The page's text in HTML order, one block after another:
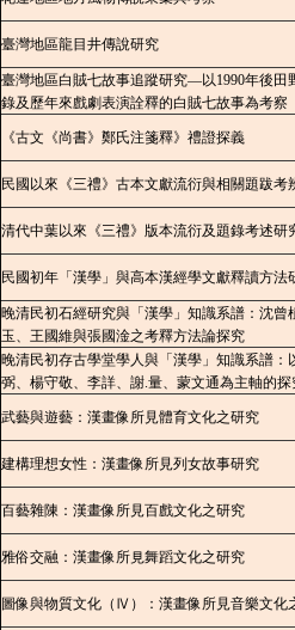
臺灣地區龍目井傳說研究
臺灣地區白賊七故事追蹤研究—以1990年後田
錄及歷年來戲劇表演詮釋的白賊七故事為考察
《古文《尚書》鄭氏注箋釋》禮證探義
民國以來《三禮》古本文獻流衍與相關題跋考
清代中葉以來《三禮》版本流衍及題錄考述研
民國初年「漢學」與高本漢經學文獻釋讀方法
晚清民初石經研究與「漢學」知識系譜：沈曾
玉、王國維與張國淦之考釋方法論探究
晚清民初存古學堂學人與「漢學」知識系譜：
弼、楊守敬、李詳、謝.量、蒙文通為主軸的探
武藝與遊藝：漢畫像所見體育文化之研究
建構理想女性：漢畫像所見列女故事研究
百藝雜陳：漢畫像所見百戲文化之研究
雅俗交融：漢畫像所見舞蹈文化之研究
圖像與物質文化（Ⅳ）：漢畫像所見音樂文化